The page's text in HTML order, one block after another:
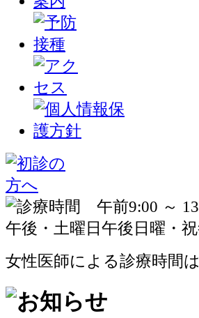
女性医師による診療時間は